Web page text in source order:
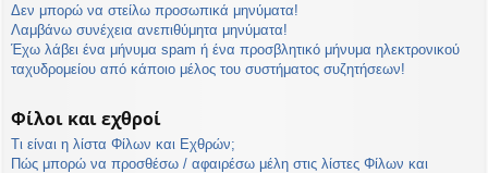
Δεν μπορώ να στείλω προσωπικά μηνύματα!
Λαμβάνω συνέχεια ανεπιθύμητα μηνύματα!
Έχω λάβει ένα μήνυμα spam ή ένα προσβλητικό μήνυμα ηλεκτρονικού
ταχυδρομείου από κάποιο μέλος του συστήματος συζητήσεων!
Φίλοι και εχθροί
Τι είναι η λίστα Φίλων και Εχθρών;
Πώς μπορώ να προσθέσω / αφαιρέσω μέλη στις λίστες Φίλων και